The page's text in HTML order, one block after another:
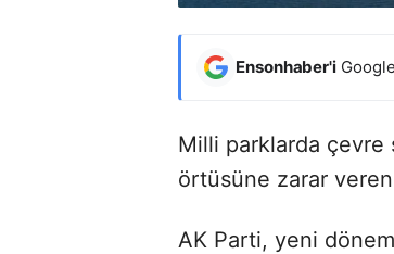
Ensonhaber'i
Milli parklarda çevre
örtüsüne zarar
AK Parti, yeni